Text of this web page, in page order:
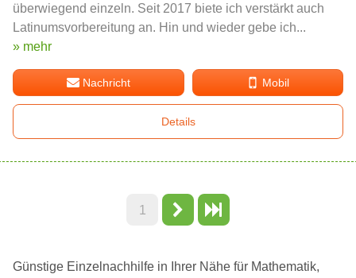
überwiegend einzeln. Seit 2017 biete ich verstärkt auch
Latinumsvorbereitung an. Hin und wieder gebe ich...
» mehr
Nachricht Mobil
Details
1
Günstige Einzelnachhilfe in Ihrer Nähe für Mathematik,